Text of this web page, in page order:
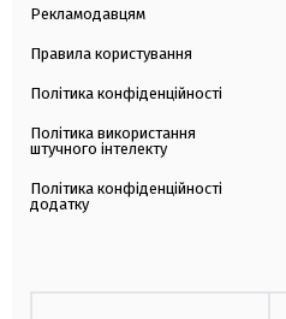
Рекламодавцям
Правила користування
Політика конфіденційності
Політика використання
штучного інтелекту
Політика конфіденційності
додатку